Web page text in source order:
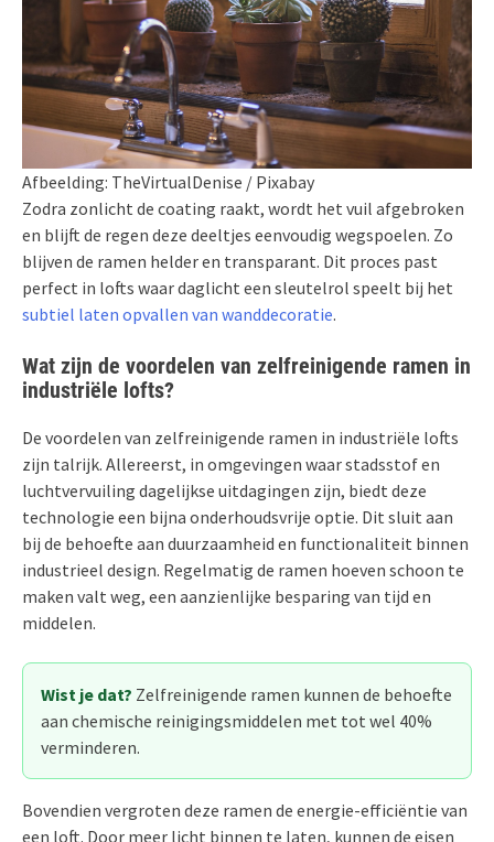
Afbeelding: TheVirtualDenise / Pixabay
Zodra zonlicht de coating raakt, wordt het vuil afgebroken
en blijft de regen deze deeltjes eenvoudig wegspoelen. Zo
blijven de ramen helder en transparant. Dit proces past
perfect in lofts waar daglicht een sleutelrol speelt bij het
subtiel laten opvallen van wanddecoratie.
Wat zijn de voordelen van zelfreinigende ramen in
industriële lofts?
De voordelen van zelfreinigende ramen in industriële lofts
zijn talrijk. Allereerst, in omgevingen waar stadsstof en
luchtvervuiling dagelijkse uitdagingen zijn, biedt deze
technologie een bijna onderhoudsvrije optie. Dit sluit aan
bij de behoefte aan duurzaamheid en functionaliteit binnen
industrieel design. Regelmatig de ramen hoeven schoon te
maken valt weg, een aanzienlijke besparing van tijd en
middelen.
Wist je dat? Zelfreinigende ramen kunnen de behoefte
aan chemische reinigingsmiddelen met tot wel 40%
verminderen.
Bovendien vergroten deze ramen de energie-efficiëntie van
een loft. Door meer licht binnen te laten, kunnen de eisen